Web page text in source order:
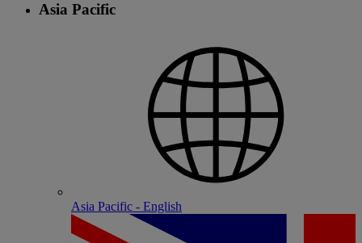
Asia Pacific
Asia Pacific - English